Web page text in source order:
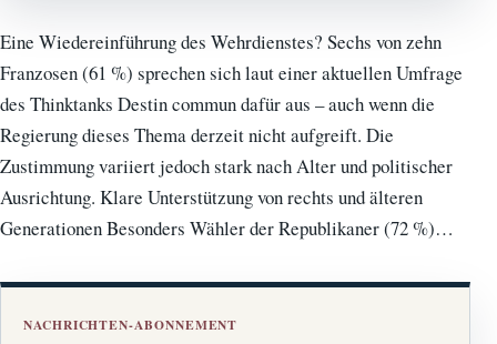
Eine Wiedereinführung des Wehrdienstes? Sechs von zehn
Franzosen (61 %) sprechen sich laut einer aktuellen Umfrage
des Thinktanks Destin commun dafür aus – auch wenn die
Regierung dieses Thema derzeit nicht aufgreift. Die
Zustimmung variiert jedoch stark nach Alter und politischer
Ausrichtung. Klare Unterstützung von rechts und älteren
Generationen Besonders Wähler der Republikaner (72 %)…
NACHRICHTEN-ABONNEMENT